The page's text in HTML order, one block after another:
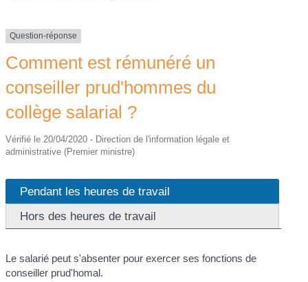
Question-réponse
Comment est rémunéré un
conseiller prud'hommes du
collège salarial ?
Vérifié le 20/04/2020 - Direction de l'information légale et
administrative (Premier ministre)
Pendant les heures de travail
Hors des heures de travail
Le salarié peut s'absenter pour exercer ses fonctions de
conseiller prud'homal.